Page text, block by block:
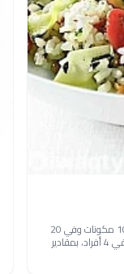
طريقة عمل طبق الأرز بالليمون والصنوبر خطوة بخطوة بـ10 مكونات وفي 20
دقيقة فقط. وصفة سهلة ومجرّبة من مطبخ دلوقتي تكفي 4 أفراد، بمقادير